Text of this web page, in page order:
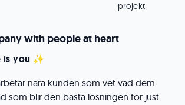
projekt
with people at heart
is you ✨
nära kunden som vet vad dem
som blir den bästa lösningen för just